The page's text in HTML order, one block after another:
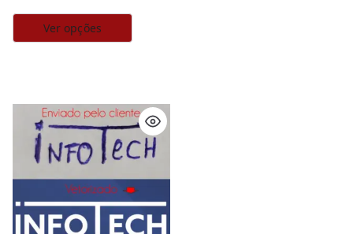
Ver opções
várias
variantes.
opções
podem
ser